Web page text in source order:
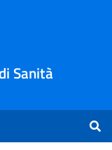
Sanità